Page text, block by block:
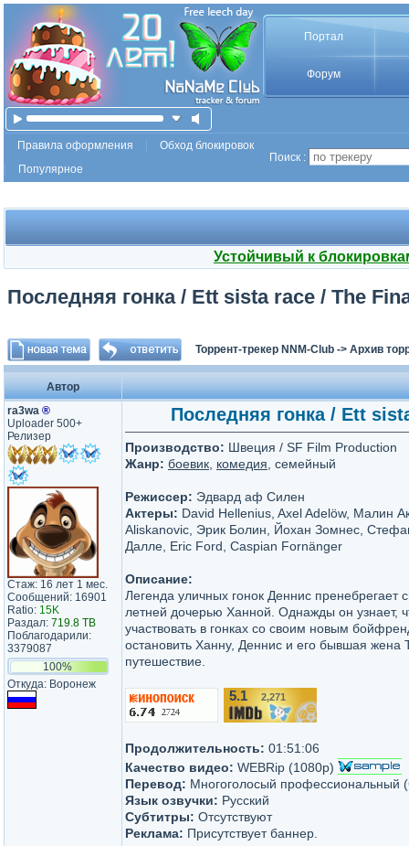
Портал
Форум
Правила оформления
Обход блокировок
Популярное
Поиск :
Устойчивый к
Последняя гонка / Ett sista race / The
Торрент-трекер NNM-Club -> Архив
Автор
ra3wa ®
Uploader 500+
Релизер
Стаж: 16 лет 1 мес.
Сообщений: 16901
Ratio: 15K
Раздал: 719.8 TB
Поблагодарили:
3379087
100%
Откуда: Воронеж
Последняя гонка / Ett
Производство: Швеция / SF Film Production
Жанр: боевик комедия , семейный
Режиссер: Эдвард аф Силен
Актеры: David Hellenius, Axel Adelöw, Малин
Aliskanovic, Эрик Болин, Йохан Зомнес,
Далле, Eric Ford, Caspian Fornänger
Описание:
Легенда уличных гонок Деннис пренебрегает
летней дочерью Ханной. Однажды он узнает,
участвовать в гонках со своим новым
остановить Ханну, Деннис и его бывшая жена
путешествие.
5.1 2,271
Продолжительность: 01:51:06
Качество видео: WEBRip (1080p)
Перевод: Многоголосый профессиональный
Язык озвучки: Русский
Субтитры: Отсутствуют
Реклама: Присутствует баннер.